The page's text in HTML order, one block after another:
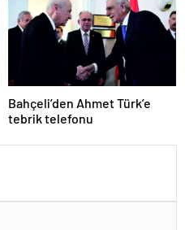
Bahçeli’den Ahmet Türk’e
tebrik telefonu